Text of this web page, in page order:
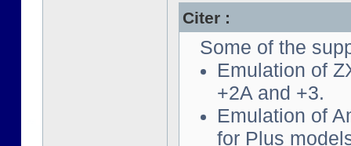
Citer :
Some of the
Emulation of
+2A and +3.
Emulation of
for Plus